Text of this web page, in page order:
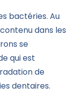
bactéries. Au
dans les
se
qui est
de
dentaires.